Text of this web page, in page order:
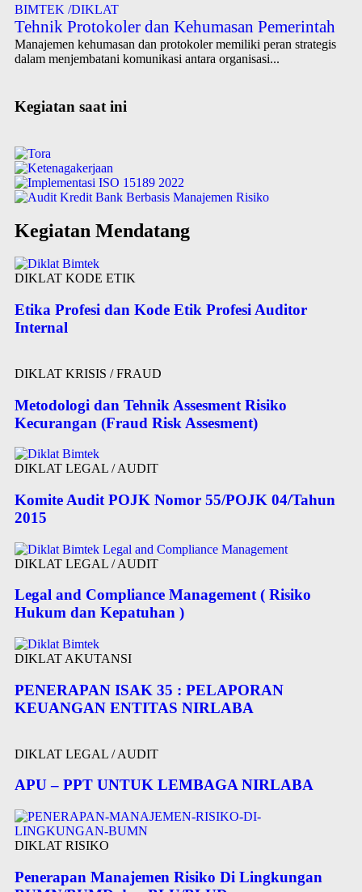
BIMTEK /DIKLAT
Tehnik Protokoler dan Kehumasan Pemerintah
Manajemen kehumasan dan protokoler memiliki peran strategis
dalam menjembatani komunikasi antara organisasi...
Kegiatan saat ini
Kegiatan Mendatang
DIKLAT KODE ETIK
Etika Profesi dan Kode Etik Profesi Auditor
Internal
DIKLAT KRISIS / FRAUD
Metodologi dan Tehnik Assesment Risiko
Kecurangan (Fraud Risk Assesment)
DIKLAT LEGAL / AUDIT
Komite Audit POJK Nomor 55/POJK 04/Tahun
2015
DIKLAT LEGAL / AUDIT
Legal and Compliance Management ( Risiko
Hukum dan Kepatuhan )
DIKLAT AKUTANSI
PENERAPAN ISAK 35 : PELAPORAN
KEUANGAN ENTITAS NIRLABA
DIKLAT LEGAL / AUDIT
APU – PPT UNTUK LEMBAGA NIRLABA
DIKLAT RISIKO
Penerapan Manajemen Risiko Di Lingkungan